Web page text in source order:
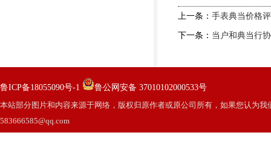
上一条： 手表典当价格
下一条： 当户和典当行
鲁ICP备18055090号-1
鲁公网安备 37010102000533号
本站部分图片和内容来源于网络，版权归原作者或原公司所有，如果您认为
583666585@qq.com